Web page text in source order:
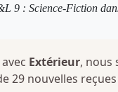
9 : Science-Fiction
Extérieur, nous
29 nouvelles reçues